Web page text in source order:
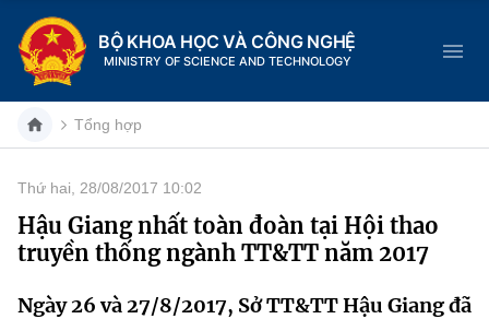
BỘ KHOA HỌC VÀ CÔNG NGHỆ
MINISTRY OF SCIENCE AND TECHNOLOGY
Danh mục
Trang chủ
Giới thiệu
Tổng hợp
Thứ hai, 28/08/2017 10:02
Hậu Giang nhất toàn đoàn tại Hội thao
truyền thống ngành TT&TT năm 2017
Ngày 26 và 27/8/2017, Sở TT&TT Hậu Giang đã